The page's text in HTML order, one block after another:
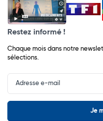
Restez informé !
Chaque mois dans notre
sélections.
Input
Newsletter